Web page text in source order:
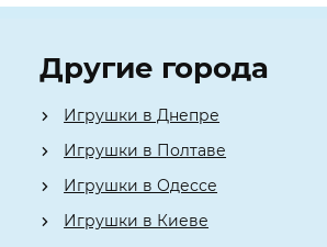
Другие города
Игрушки в Днепре
Игрушки в Полтаве
Игрушки в Одессе
Игрушки в Киеве